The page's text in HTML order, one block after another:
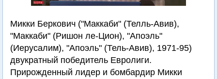
Микки Беркович ("Маккаби" (Телль-Авив),
"Маккаби" (Ришон ле-Цион), "Апоэль"
(Иерусалим), "Апоэль" (Тель-Авив), 1971-95)
двукратный победитель Евролиги.
Прирожденный лидер и бомбардир Микки